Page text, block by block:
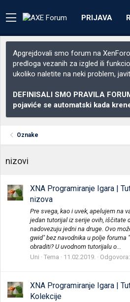
PRIJAVA
Apgrejdovali smo forum na
predloga vezanih za izgled ili
ukoliko naletite na neki problem,
DEFINISALI SMO PRAVILA
pojaviće se automatski kada
Oznake
nizovi
XNA Programiranje Igara |
nizova
Pre svega, kao i uvek, apelujem na
jedan tutorijal iz serije ovih, iščitate
nadovezuju jedni na druge. Ovo
gwid" bez navodnika u polje foruma
obraditi? U uvodnom tutorijalu o...
Uni
Tema 11.02.2019.
XNA Programiranje Igara |
Kolekcije